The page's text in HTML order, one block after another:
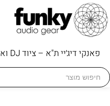
פאנקי דיג׳יי ת"א – ציוד DJ ואולפן מקצועי
Search
for: